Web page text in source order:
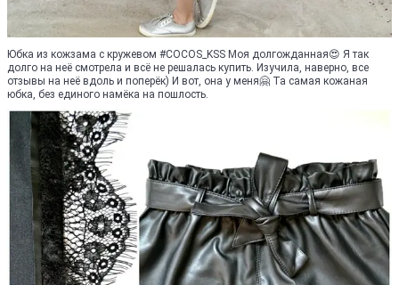
Юбка из кожзама с кружевом #COCOS_KSS Моя долгожданная😍 Я так
долго на неё смотрела и всё не решалась купить. Изучила, наверно, все
отзывы на неё вдоль и поперёк) И вот, она у меня🤗 Та самая кожаная
юбка, без единого намёка на пошлость.